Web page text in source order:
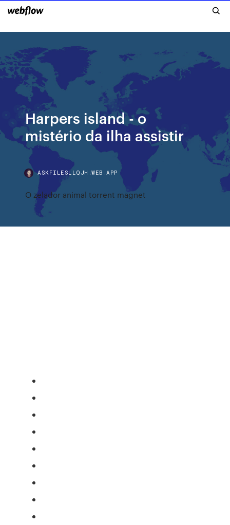
Harpers island - o
mistério da ilha assistir
ASKFILESLLQJH.WEB.APP
O zelador animal torrent magnet